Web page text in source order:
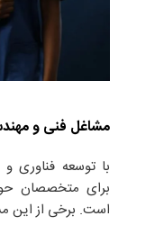
مشاغل فنی و
با توسعه فناوری و
برای متخصصان
است. برخی از این